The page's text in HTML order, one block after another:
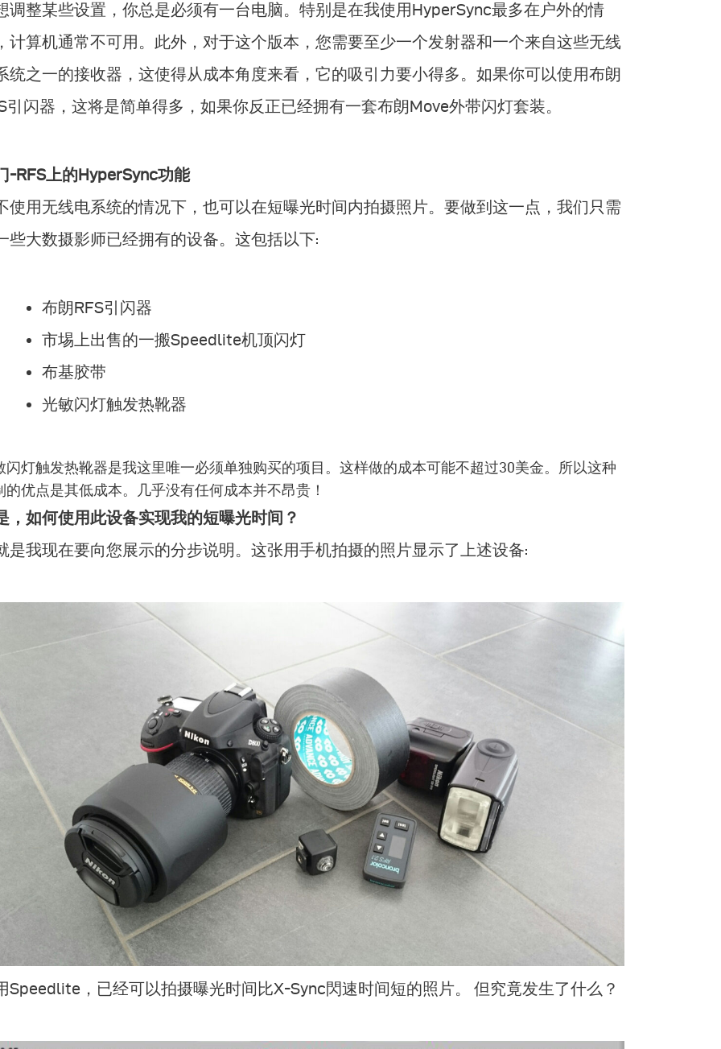
调整某些设置，你总是必须有一台电脑。特别是在我使用HyperSync最多在户外的情
计算机通常不可用。此外，对于这个版本，您需要至少一个发射器和一个来自这些无线
统之一的接收器，这使得从成本角度来看，它的吸引力要小得多。如果你可以使用布朗
引闪器，这将是简单得多，如果你反正已经拥有一套布朗Move外带闪灯套装。
-RFS上的HyperSync功能
使用无线电系统的情况下，也可以在短曝光时间内拍摄照片。要做到这一点，我们只需
些大数摄影师已经拥有的设备。这包括以下:
布朗RFS引闪器
市埸上出售的一搬Speedlite机顶闪灯
布基胶带
光敏闪灯触发热靴器
闪灯触发热靴器是我这里唯一必须单独购买的项目。这样做的成本可能不超过30美金。所以这种
的优点是其低成本。几乎没有任何成本并不昂贵！
，如何使用此设备实现我的短曝光时间？
是我现在要向您展示的分步说明。这张用手机拍摄的照片显示了上述设备:
Speedlite，已经可以拍摄曝光时间比X-Sync閃速时间短的照片。 但究竟发生了什么？